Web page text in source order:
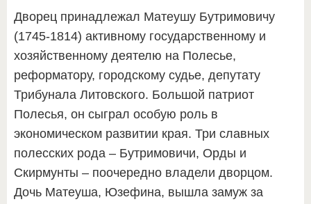
Дворец принадлежал Матеушу Бутримовичу
(1745-1814) активному государственному и
хозяйственному деятелю на Полесье,
реформатору, городскому судье, депутату
Трибунала Литовского. Большой патриот
Полесья, он сыграл особую роль в
экономическом развитии края. Три славных
полесских рода – Бутримовичи, Орды и
Скирмунты – поочередно владели дворцом.
Дочь Матеуша, Юзефина, вышла замуж за